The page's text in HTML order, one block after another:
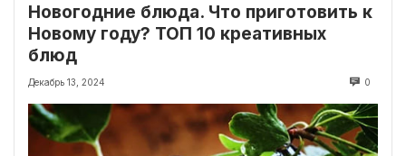
Новогодние блюда. Что приготовить к
Новому году? ТОП 10 креативных
блюд
Декабрь 13, 2024 0